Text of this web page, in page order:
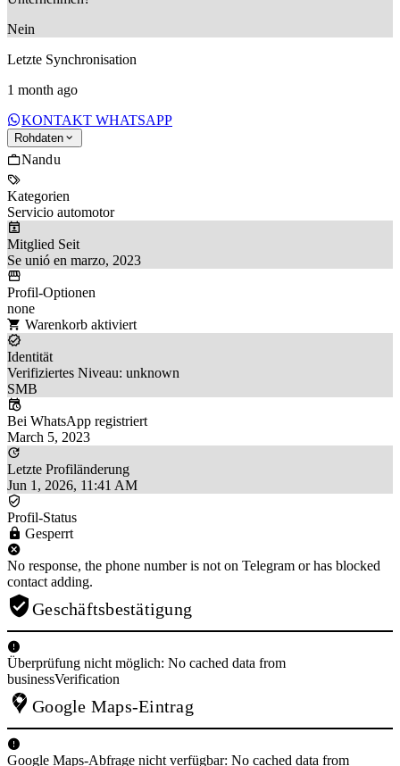
Nein
Letzte Synchronisation
1 month ago
KONTAKT WHATSAPP
Rohdaten
Nandu
Kategorien
Servicio automotor
Mitglied Seit
Se unió en marzo, 2023
Profil-Optionen
none
Warenkorb aktiviert
Identität
Verifiziertes Niveau: unknown
SMB
Bei WhatsApp registriert
March 5, 2023
Letzte Profiländerung
Jun 1, 2026, 11:41 AM
Profil-Status
Gesperrt
No response, the phone number is not on Telegram or has blocked
contact adding.
Geschäftsbestätigung
Überprüfung nicht möglich: No cached data from
businessVerification
Google Maps-Eintrag
Google Maps-Abfrage nicht verfügbar: No cached data from